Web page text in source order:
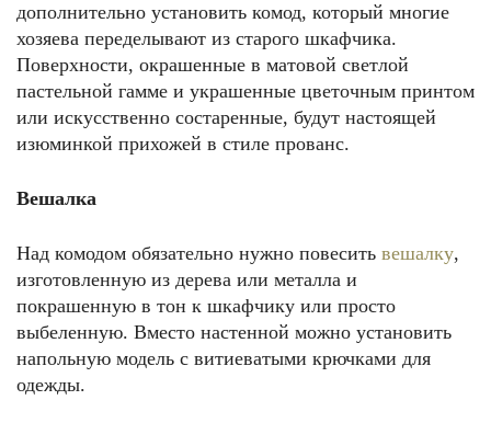
дополнительно установить комод, который многие
хозяева переделывают из старого шкафчика.
Поверхности, окрашенные в матовой светлой
пастельной гамме и украшенные цветочным принтом
или искусственно состаренные, будут настоящей
изюминкой прихожей в стиле прованс.
Вешалка
Над комодом обязательно нужно повесить вешалку,
изготовленную из дерева или металла и
покрашенную в тон к шкафчику или просто
выбеленную. Вместо настенной можно установить
напольную модель с витиеватыми крючками для
одежды.